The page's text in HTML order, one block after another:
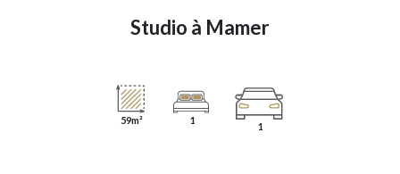
Studio à Mamer
59m² 1
1